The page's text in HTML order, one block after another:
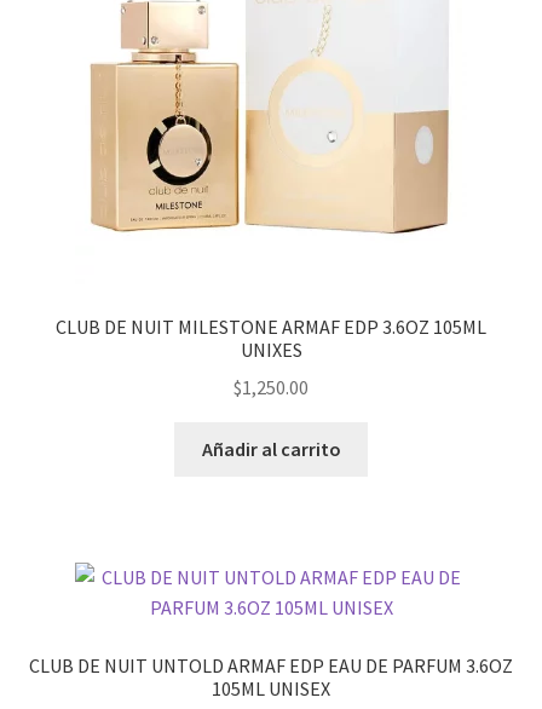
CLUB DE NUIT MILESTONE ARMAF EDP 3.6OZ 105ML
UNIXES
$1,250.00
Añadir al carrito
CLUB DE NUIT UNTOLD ARMAF EDP EAU DE PARFUM 3.6OZ
105ML UNISEX